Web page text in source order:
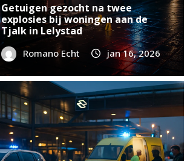
Getuigen gezocht na twee
explosies bij woningen aan de
Tjalk in Lelystad
Romano Echt jan 16, 2026